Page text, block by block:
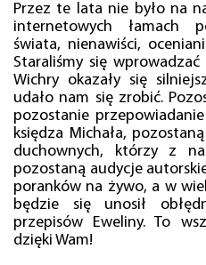
Przez te lata nie było na
internetowych łamach
świata, nienawiści,
Staraliśmy się
Wichry okazały się
udało nam się zrobić.
pozostanie
księdza Michała,
duchownych, którzy z
pozostaną audycje
poranków na żywo, a w
będzie się unosił
przepisów Eweliny. To
dzięki Wam!